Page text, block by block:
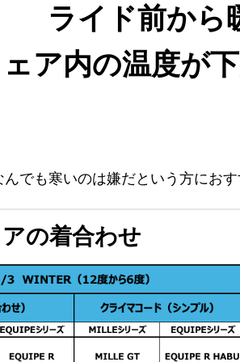
ライド前から
ア内の温度が
でも寒いのは嫌だという方におす
アの着合わせ